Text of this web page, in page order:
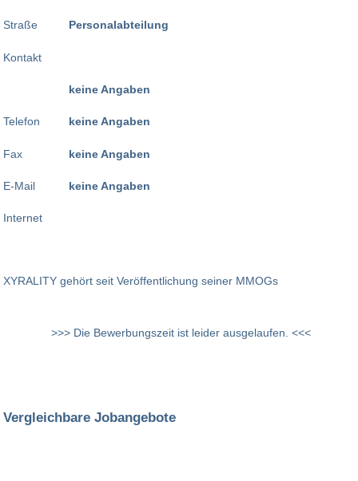
Straße
Kontakt
Telefon
Fax
E-Mail
Internet
Personalabteilung
keine Angaben
keine Angaben
keine Angaben
keine Angaben
XYRALITY gehört seit Veröffentlichung seiner MMOGs
>>> Die Bewerbungszeit ist leider ausgelaufen. <<<
Vergleichbare Jobangebote